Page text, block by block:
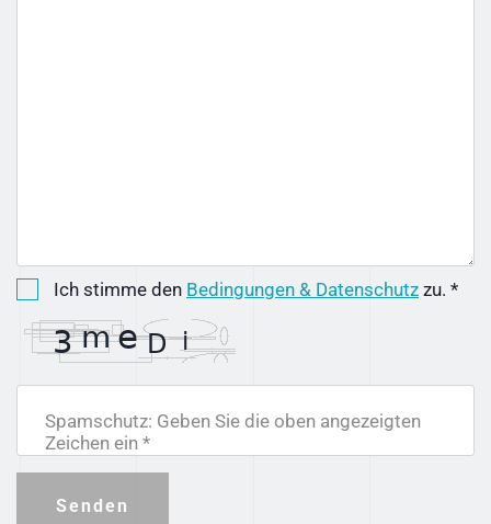
Ich stimme den Bedingungen & Datenschutz zu. *
Spamschutz: Geben Sie die oben angezeigten
Zeichen ein *
Senden